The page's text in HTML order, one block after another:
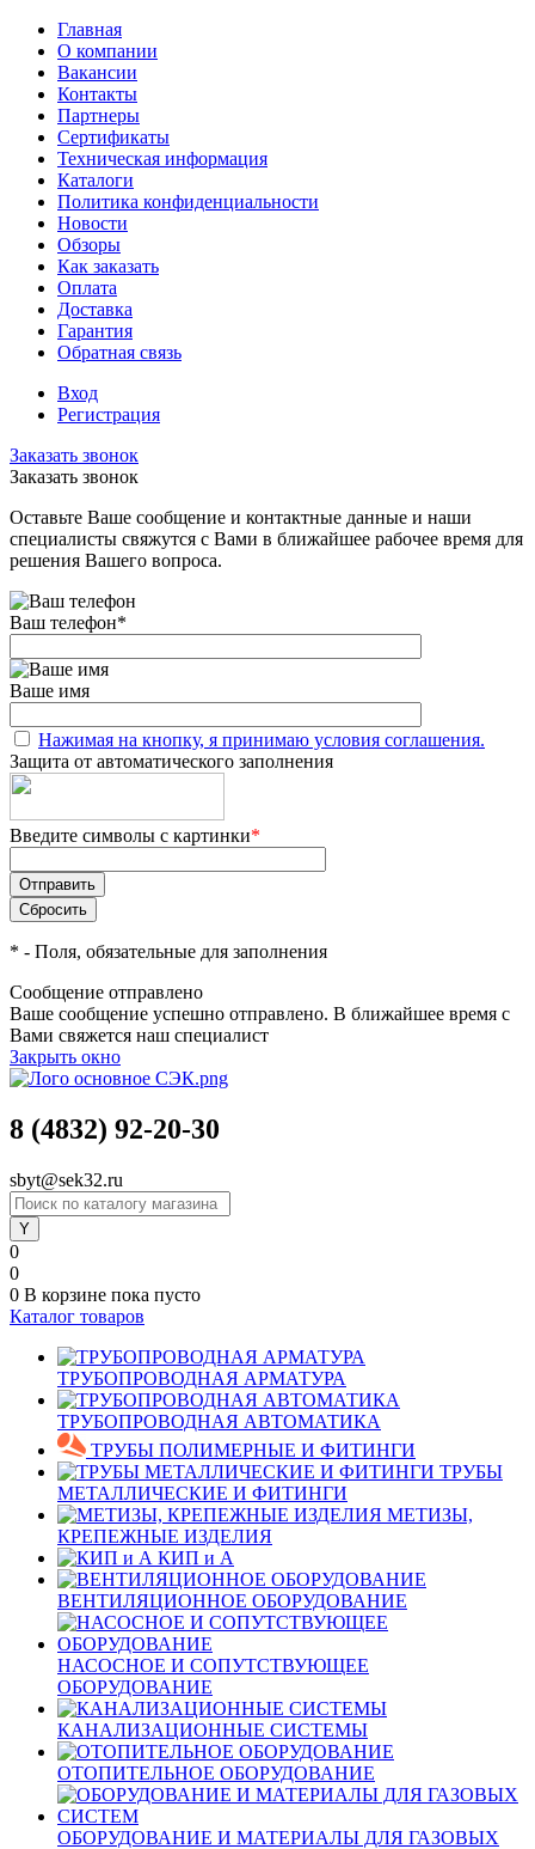
Главная
О компании
Вакансии
Контакты
Партнеры
Сертификаты
Техническая информация
Каталоги
Политика конфиденциальности
Новости
Обзоры
Как заказать
Оплата
Доставка
Гарантия
Обратная связь
Вход
Регистрация
Заказать звонок
Заказать звонок
Оставьте Ваше сообщение и контактные данные и наши
специалисты свяжутся с Вами в ближайшее рабочее время для
решения Вашего вопроса.
Ваш телефон*
Ваше имя
Нажимая на кнопку, я принимаю условия соглашения.
Защита от автоматического заполнения
Введите символы с картинки*
* - Поля, обязательные для заполнения
Сообщение отправлено
Ваше сообщение успешно отправлено. В ближайшее время с
Вами свяжется наш специалист
Закрыть окно
8 (4832) 92-20-30
sbyt@sek32.ru
0
0
0 В корзине пока пусто
Каталог товаров
ТРУБОПРОВОДНАЯ АРМАТУРА
ТРУБОПРОВОДНАЯ АВТОМАТИКА
ТРУБЫ ПОЛИМЕРНЫЕ И ФИТИНГИ
ТРУБЫ
МЕТАЛЛИЧЕСКИЕ И ФИТИНГИ
МЕТИЗЫ,
КРЕПЕЖНЫЕ ИЗДЕЛИЯ
КИП и А
ВЕНТИЛЯЦИОННОЕ ОБОРУДОВАНИЕ
НАСОСНОЕ И СОПУТСТВУЮЩЕЕ
ОБОРУДОВАНИЕ
КАНАЛИЗАЦИОННЫЕ СИСТЕМЫ
ОТОПИТЕЛЬНОЕ ОБОРУДОВАНИЕ
ОБОРУДОВАНИЕ И МАТЕРИАЛЫ ДЛЯ ГАЗОВЫХ